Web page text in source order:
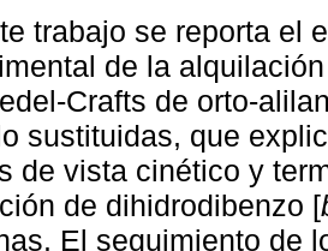
trabajo se reporta el
de la
Crafts de orto-
sustituidas, que
de vista cinético y
de dihidrodibenzo [
El seguimiento de